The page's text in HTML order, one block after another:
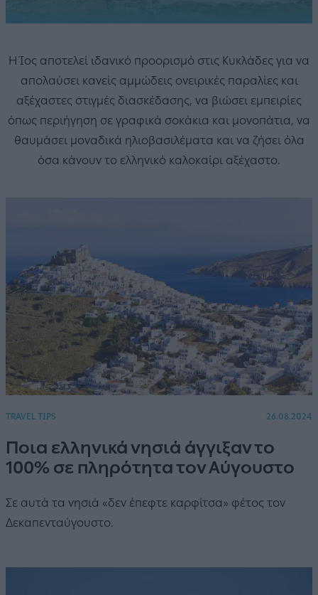
Η Ίος αποτελεί ιδανικό προορισμό στις Κυκλάδες για να
απολαύσει κανείς αμμώδεις ονειρικές παραλίες και
αξέχαστες στιγμές διασκέδασης, να βιώσει εμπειρίες
όπως περιήγηση σε γραφικά σοκάκια και μονοπάτια, να
θαυμάσει μοναδικά ηλιοβασιλέματα και να ζήσει όλα
όσα κάνουν το ελληνικό καλοκαίρι αξέχαστο.
TRAVEL TIPS 26.08.2024
Ποια ελληνικά νησιά άγγιξαν το
100% σε πληρότητα τον Αύγουστο
Σε αυτά τα νησιά «δεν έπεφτε καρφίτσα» φέτος τον
Δεκαπενταύγουστο.